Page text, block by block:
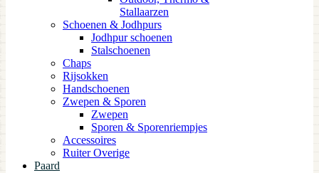
Stallaarzen
Schoenen & Jodhpurs
Jodhpur schoenen
Stalschoenen
Chaps
Rijsokken
Handschoenen
Zwepen & Sporen
Zwepen
Sporen & Sporenriempjes
Accessoires
Ruiter Overige
Paard